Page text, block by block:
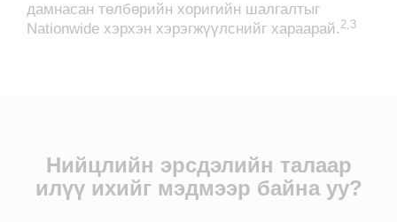
дамнасан төлбөрийн хоригийн шалгалтыг
Nationwide хэрхэн хэрэгжүүлснийг хараарай. 2,3
Нийцлийн эрсдэлийн талаар
илүү ихийг мэдмээр байна уу?